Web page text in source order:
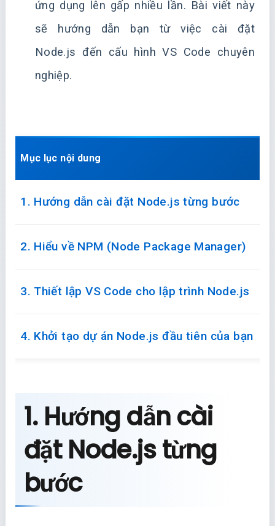
ứng dụng lên gấp nhiều lần. Bài viết này
sẽ hướng dẫn bạn từ việc cài đặt
Node.js đến cấu hình VS Code chuyên
nghiệp.
Mục lục nội dung
1. Hướng dẫn cài đặt Node.js từng bước
2. Hiểu về NPM (Node Package Manager)
3. Thiết lập VS Code cho lập trình Node.js
4. Khởi tạo dự án Node.js đầu tiên của bạn
1. Hướng dẫn cài
đặt Node.js từng
bước